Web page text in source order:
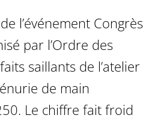
l’événement Congrès
par l’Ordre des
saillants de l’atelier
de main
Le chiffre fait froid